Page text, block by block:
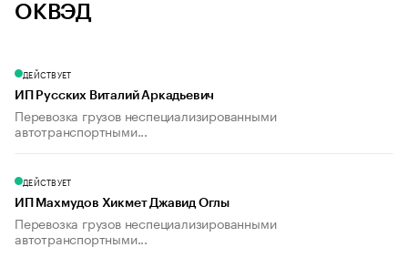
ОКВЭД
ДЕЙСТВУЕТ
ИП Русских Виталий Аркадьевич
Перевозка грузов неспециализированными
автотранспортными...
ДЕЙСТВУЕТ
ИП Махмудов Хикмет Джавид Оглы
Перевозка грузов неспециализированными
автотранспортными...